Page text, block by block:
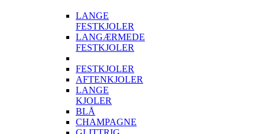
LANGE
FESTKJOLER
LANGÆRMEDE
FESTKJOLER
FESTKJOLER
AFTENKJOLER
LANGE
KJOLER
BLÅ
CHAMPAGNE